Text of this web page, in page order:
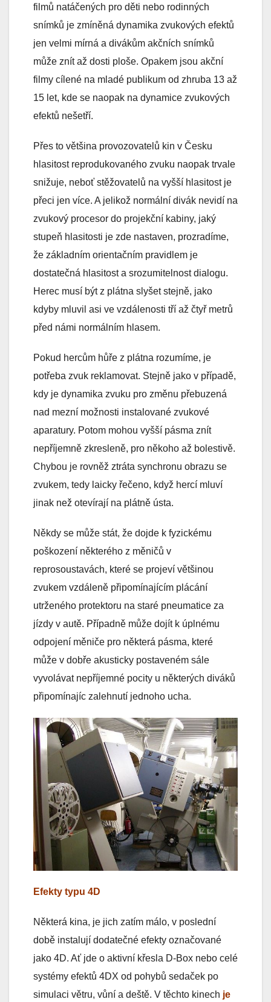
filmů natáčených pro děti nebo rodinných
snímků je zmíněná dynamika zvukových efektů
jen velmi mírná a divákům akčních snímků
může znít až dosti ploše. Opakem jsou akční
filmy cílené na mladé publikum od zhruba 13 až
15 let, kde se naopak na dynamice zvukových
efektů nešetří.
Přes to většina provozovatelů kin v Česku
hlasitost reprodukovaného zvuku naopak trvale
snižuje, neboť stěžovatelů na vyšší hlasitost je
přeci jen více. A jelikož normální divák nevidí na
zvukový procesor do projekční kabiny, jaký
stupeň hlasitosti je zde nastaven, prozradíme,
že základním orientačním pravidlem je
dostatečná hlasitost a srozumitelnost dialogu.
Herec musí být z plátna slyšet stejně, jako
kdyby mluvil asi ve vzdálenosti tří až čtyř metrů
před námi normálním hlasem.
Pokud hercům hůře z plátna rozumíme, je
potřeba zvuk reklamovat. Stejně jako v případě,
kdy je dynamika zvuku pro změnu přebuzená
nad mezní možnosti instalované zvukové
aparatury. Potom mohou vyšší pásma znít
nepříjemně zkresleně, pro někoho až bolestivě.
Chybou je rovněž ztráta synchronu obrazu se
zvukem, tedy laicky řečeno, když hercí mluví
jinak než otevírají na plátně ústa.
Někdy se může stát, že dojde k fyzickému
poškození některého z měničů v
reprosoustavách, které se projeví většinou
zvukem vzdáleně připomínajícím plácání
utrženého protektoru na staré pneumatice za
jízdy v autě. Případně může dojít k úplnému
odpojení měniče pro některá pásma, které
může v dobře akusticky postaveném sále
vyvolávat nepříjemné pocity u některých diváků
připomínajíc zalehnutí jednoho ucha.
Efekty typu 4D
Některá kina, je jich zatím málo, v poslední
době instalují dodatečné efekty označované
jako 4D. Ať jde o aktivní křesla D-Box nebo celé
systémy efektů 4DX od pohybů sedaček po
simulaci větru, vůní a deště. V těchto kinech je